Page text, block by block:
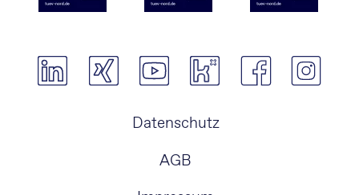
Navigation
Datenschutz
AGB